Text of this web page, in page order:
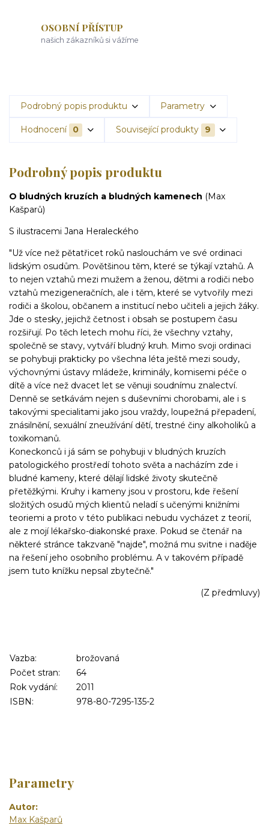
OSOBNÍ PŘÍSTUP
našich zákazníků si vážíme
Podrobný popis produktu Parametry
Hodnocení 0 Související produkty 9
Podrobný popis produktu
O bludných kruzích a bludných kamenech (Max
Kašparů)
S ilustracemi Jana Heraleckého
"Už více než pětatřicet roků naslouchám ve své ordinaci
lidským osudům. Povětšinou těm, které se týkají vztahů. A
to nejen vztahů mezi mužem a ženou, dětmi a rodiči nebo
vztahů mezigeneračních, ale i těm, které se vytvořily mezi
rodiči a školou, občanem a institucí nebo učiteli a jejich žáky.
Jde o stesky, jejichž četnost i obsah se postupem času
rozšiřují. Po těch letech mohu říci, že všechny vztahy,
společně se stavy, vytváří bludný kruh. Mimo svoji ordinaci
se pohybuji prakticky po všechna léta ještě mezi soudy,
výchovnými ústavy mládeže, kriminály, komisemi péče o
dítě a více než dvacet let se věnuji soudnímu znalectví.
Denně se setkávám nejen s duševními chorobami, ale i s
takovými specialitami jako jsou vraždy, loupežná přepadení,
znásilnění, sexuální zneužívání dětí, trestné činy alkoholiků a
toxikomanů.
Koneckonců i já sám se pohybuji v bludných kruzích
patologického prostředí tohoto světa a nacházím zde i
bludné kameny, které dělají lidské životy skutečně
přetěžkými. Kruhy i kameny jsou v prostoru, kde řešení
složitých osudů mých klientů neladí s učenými knižními
teoriemi a proto v této publikaci nebudu vycházet z teorií,
ale z mojí lékařsko-diakonské praxe. Pokud se čtenář na
některé stránce takzvaně "najde", možná mu svitne i naděje
na řešení jeho osobního problému. A v takovém případě
jsem tuto knížku nepsal zbytečně."
(Z předmluvy)
Vazba:
brožovaná
Počet stran:
64
Rok vydání:
2011
ISBN:
978-80-7295-135-2
Parametry
Autor
Max Kašparů